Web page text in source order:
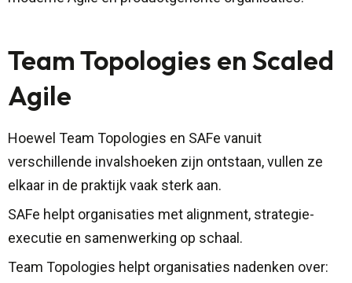
Team Topologies en Scaled
Agile
Hoewel Team Topologies en SAFe vanuit
verschillende invalshoeken zijn ontstaan, vullen ze
elkaar in de praktijk vaak sterk aan.
SAFe helpt organisaties met alignment, strategie-
executie en samenwerking op schaal.
Team Topologies helpt organisaties nadenken over: